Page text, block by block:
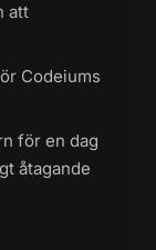
att
Codeiums
för en dag
åtagande